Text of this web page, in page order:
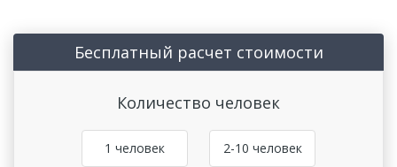
Бесплатный расчет стоимости
Количество человек
1 человек 2-10 человек